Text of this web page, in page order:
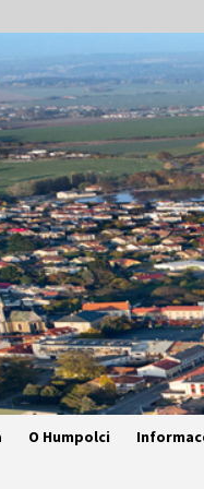
O Humpolci